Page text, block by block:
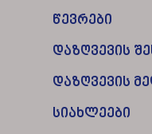
წევრები
დაზღვევის
დაზღვევის
სიახლეები